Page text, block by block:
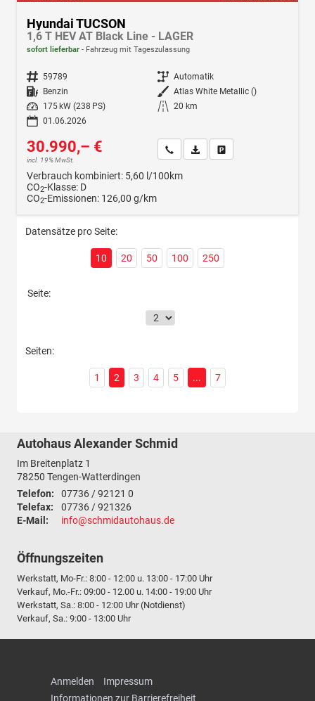
Hyundai TUCSON
1,6 T HEV AT Black Line - LAGER
sofort lieferbar Fahrzeug mit Tageszulassung
Fahrzeugnr. 59789 Getriebe Automatik
Kraftstoff Benzin Außenfarbe Atlas White Metallic ()
Leistung
175 kW (238 PS) Kilometerstand 20 km
01.06.2026
30.990,– €
incl. 19% MwSt.
Wir rufen Sie anFahrzeugexposé (PDF)
Verbrauch kombiniert: 5,60 l/100km
CO2-Klasse: D
CO2-Emissionen: 126,00 g/km
Datensätze pro Seite:
10 20 50 100 250
Seite:
Seiten:
1 2 3 4 5 ... 7
Autohaus Alexander Schmid
Im Breitenplatz 1
78250 Tengen-Watterdingen
Telefon:
07736 / 92121 0
Telefax:
07736 / 921326
E-Mail:
info@schmidautohaus.de
Öffnungszeiten
Werkstatt, Mo-Fr.: 8:00 - 12:00 u. 13:00 - 17:00 Uhr
Verkauf, Mo.-Fr.: 09:00 - 12.00 u. 14:00 - 19:00 Uhr
Werkstatt, Sa.: 8:00 - 12:00 Uhr (Notdienst)
Verkauf, Sa.: 9:00 - 13:00 Uhr
Anmelden
Impressum
Informationen zur Barrierefreiheit